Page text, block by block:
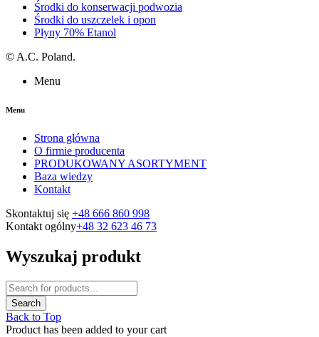
Środki do konserwacji podwozia
Środki do uszczelek i opon
Płyny 70% Etanol
© A.C. Poland.
Menu
Menu
Strona główna
O firmie producenta
PRODUKOWANY ASORTYMENT
Baza wiedzy
Kontakt
Skontaktuj się +48 666 860 998
Kontakt ogólny+48 32 623 46 73
Wyszukaj produkt
Back to Top
Product has been added to your cart